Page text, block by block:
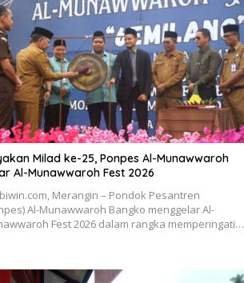
Milad ke-25, Ponpes Al-Munawwaroh
Al-Munawwaroh Fest 2026
Merangin – Pondok Pesantren
Al-Munawwaroh Bangko menggelar Al-
Fest 2026 dalam rangka memperingati…